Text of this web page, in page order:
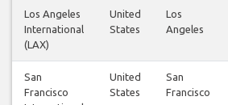
Los Angeles
International
(LAX)
United
States
Los
Angeles
San
Francisco
United
States
San
Francisco